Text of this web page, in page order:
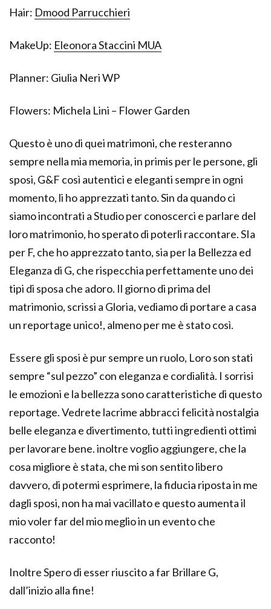
Hair: Dmood Parrucchieri
MakeUp: Eleonora Staccini MUA
Planner: Giulia Neri WP
Flowers: Michela Lini – Flower Garden
Questo è uno di quei matrimoni, che resteranno
sempre nella mia memoria, in primis per le persone, gli
sposi, G&F così autentici e eleganti sempre in ogni
momento, li ho apprezzati tanto. Sin da quando ci
siamo incontrati a Studio per conoscerci e parlare del
loro matrimonio, ho sperato di poterli raccontare. SIa
per F, che ho apprezzato tanto, sia per la Bellezza ed
Eleganza di G, che rispecchia perfettamente uno dei
tipi di sposa che adoro. Il giorno di prima del
matrimonio, scrissi a Gloria, vediamo di portare a casa
un reportage unico!, almeno per me è stato così.
Essere gli sposi è pur sempre un ruolo, Loro son stati
sempre “sul pezzo” con eleganza e cordialità. I sorrisi
le emozioni e la bellezza sono caratteristiche di questo
reportage. Vedrete lacrime abbracci felicità nostalgia
belle eleganza e divertimento, tutti ingredienti ottimi
per lavorare bene. inoltre voglio aggiungere, che la
cosa migliore è stata, che mi son sentito libero
davvero, di potermi esprimere, la fiducia riposta in me
dagli sposi, non ha mai vacillato e questo aumenta il
mio voler far del mio meglio in un evento che
racconto!
Inoltre Spero di esser riuscito a far Brillare G,
dall’inizio alla fine!